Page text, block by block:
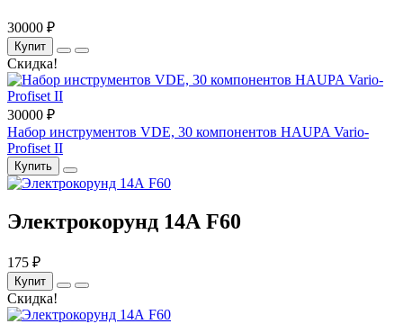
30000 ₽
Купит
Скидка!
30000 ₽
Набор инструментов VDE, 30 компонентов HAUPA Vario-
Profiset II
Купить
Электрокорунд 14А F60
175 ₽
Купит
Скидка!